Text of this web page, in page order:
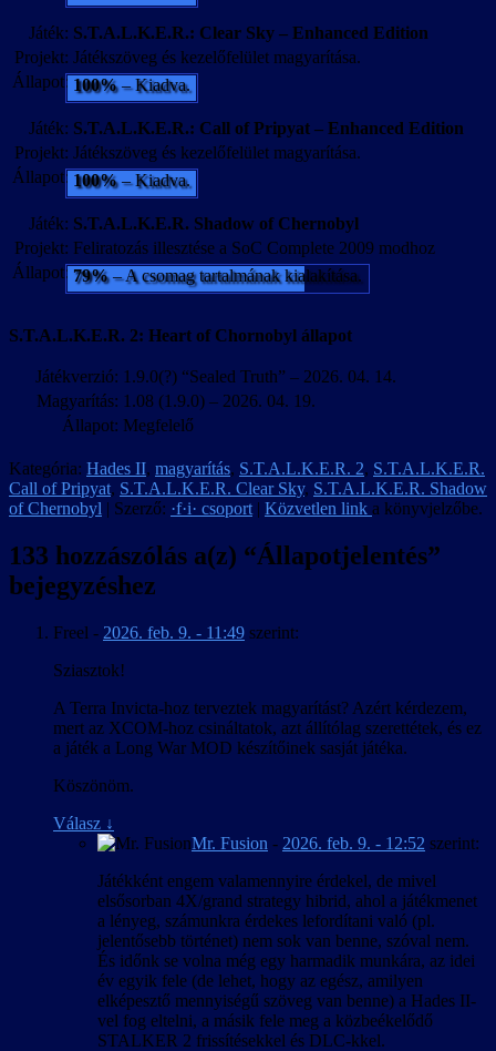
Játék: S.T.A.L.K.E.R.: Clear Sky – Enhanced Edition
Projekt: Játékszöveg és kezelőfelület magyarítása.
Állapot: 100%– Kiadva.
Játék: S.T.A.L.K.E.R.: Call of Pripyat – Enhanced Edition
Projekt: Játékszöveg és kezelőfelület magyarítása.
Állapot: 100%– Kiadva.
Játék: S.T.A.L.K.E.R. Shadow of Chernobyl
Projekt: Feliratozás illesztése a SoC Complete 2009 modhoz
Állapot: 79%– A csomag tartalmának kialakítása.
S.T.A.L.K.E.R. 2: Heart of Chornobyl állapot
Játékverzió: 1.9.0(?) “Sealed Truth” – 2026. 04. 14.
Magyarítás: 1.08 (1.9.0) – 2026. 04. 19.
Állapot: Megfelelő
Kategória: Hades II, magyarítás, S.T.A.L.K.E.R. 2, S.T.A.L.K.E.R.
Call of Pripyat, S.T.A.L.K.E.R. Clear Sky, S.T.A.L.K.E.R. Shadow
of Chernobyl | Szerző: ·f·i· csoport | Közvetlen link a könyvjelzőbe.
133 hozzászólás a(z) “Állapotjelentés”
bejegyzéshez
Freel - 2026. feb. 9. - 11:49 szerint:
Sziasztok!
A Terra Invicta-hoz terveztek magyarítást? Azért kérdezem,
mert az XCOM-hoz csináltatok, azt állítólag szerettétek, és ez
a játék a Long War MOD készítőinek sasját játéka.
Köszönöm.
Válasz ↓
Mr. Fusion - 2026. feb. 9. - 12:52 szerint:
Játékként engem valamennyire érdekel, de mivel
elsősorban 4X/grand strategy hibrid, ahol a játékmenet
a lényeg, számunkra érdekes lefordítani való (pl.
jelentősebb történet) nem sok van benne, szóval nem.
És időnk se volna még egy harmadik munkára, az idei
év egyik fele (de lehet, hogy az egész, amilyen
elképesztő mennyiségű szöveg van benne) a Hades II-
vel fog eltelni, a másik fele meg a közbeékelődő
STALKER 2 frissítésekkel és DLC-kkel.